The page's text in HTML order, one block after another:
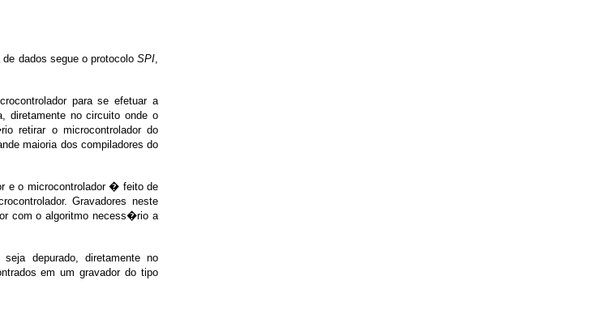
dados segue o protocolo SPI,
para se efetuar a
diretamente no circuito onde o
retirar o microcontrolador do
maioria dos compiladores do
o microcontrolador � feito de
Gravadores neste
com o algoritmo necess�rio a
depurado, diretamente no
em um gravador do tipo